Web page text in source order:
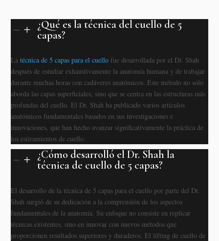
K L
¿Qué es la técnica del cuello de 5
capas?
Latécnica de 5 capas para el cuello fue desarrollada por el Dr. Shah
después de estudiar exhaustivamente la anatomía humana y de trabajar
durante muchas horas con cadáveres anatómicos. Este método no solo
aborda las capas superficiales, sino que se centra en las estructuras más
profundas del cuello. El Dr. Shah ha publicado varios artículos
anatómicos fundamentales basados en sus investigaciones e
innovaciones, que han hecho avanzar significativamente la práctica de
los estiramientos de cuello.
K L
¿Cómo desarrolló el Dr. Shah la
técnica de cuello de 5 capas?
El desarrollo de la técnica de 5 capas para el cuello por parte del Dr.
Shah surgió de su dedicación a la comprensión de los aspectos
fundamentales de la anatomía. Su enfoque no consiste en replicar
técnicas existentes, sino en innovar con nuevos métodos que
proporcionen resultados superiores y duraderos. El lifting de cuello de